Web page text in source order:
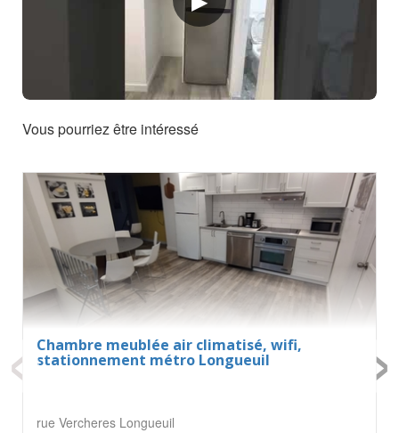
Vous pourriez être intéressé
Chambre meublée air climatisé, wifi,
stationnement métro Longueuil
rue Vercheres Longueuil
‹ ›